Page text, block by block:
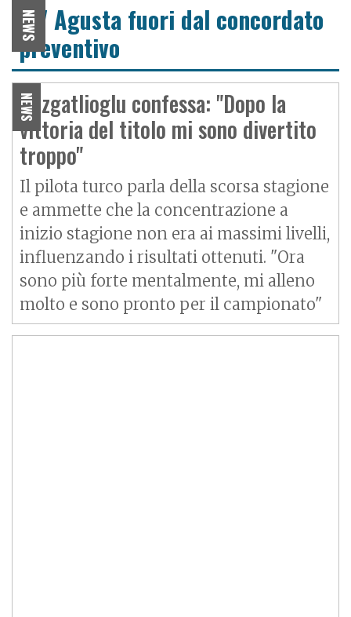
NEWS
MV Agusta fuori dal concordato
preventivo
NEWS
Razgatlioglu confessa: "Dopo la
vittoria del titolo mi sono divertito
troppo"
Il pilota turco parla della scorsa stagione
e ammette che la concentrazione a
inizio stagione non era ai massimi livelli,
influenzando i risultati ottenuti. "Ora
sono più forte mentalmente, mi alleno
molto e sono pronto per il campionato"